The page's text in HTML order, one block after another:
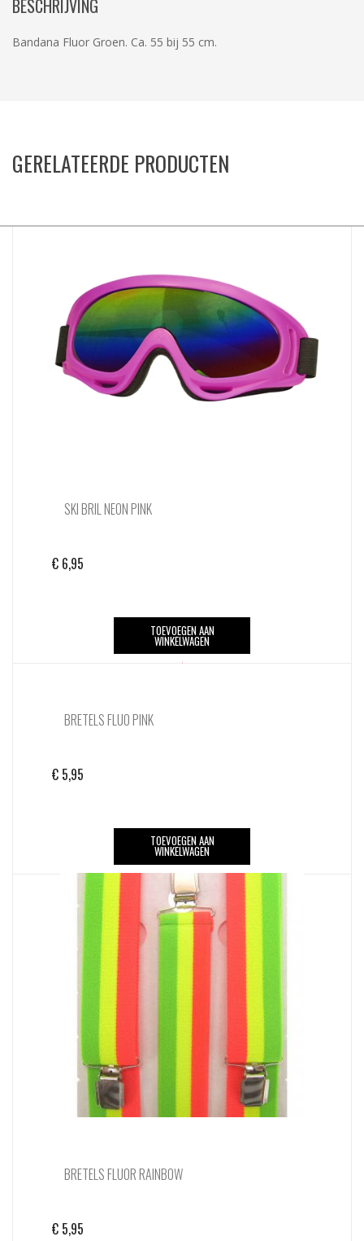
BESCHRIJVING
Bandana Fluor Groen. Ca. 55 bij 55 cm.
GERELATEERDE PRODUCTEN
SKI BRIL NEON PINK
€ 6,95
TOEVOEGEN AAN
WINKELWAGEN
BRETELS FLUO PINK
€ 5,95
TOEVOEGEN AAN
WINKELWAGEN
BRETELS FLUOR RAINBOW
€ 5,95